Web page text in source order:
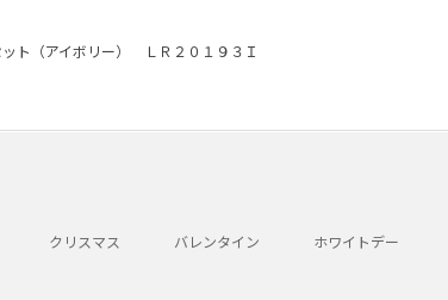
ット（アイボリー） ＬＲ２０１９３Ｉ
クリスマス バレンタイン ホワイトデー